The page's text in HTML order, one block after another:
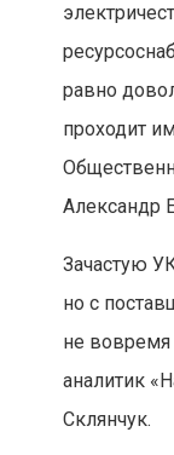
равно
проходит
Александр
Зачастую
но с
не
аналитик
Склянчук.